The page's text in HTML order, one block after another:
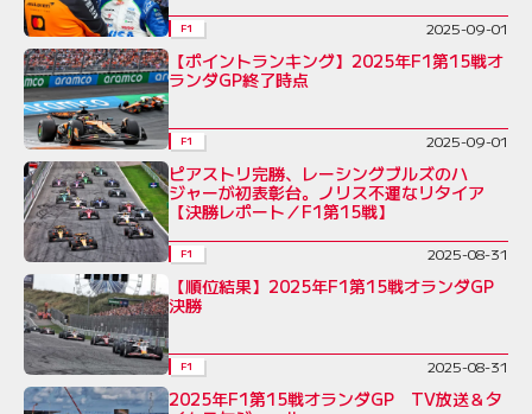
F1 2025-09-01
【ポイントランキング】2025年F1第15戦オ
ランダGP終了時点
F1 2025-09-01
ピアストリ完勝、レーシングブルズのハ
ジャーが初表彰台。ノリス不運なリタイア
【決勝レポート／F1第15戦】
F1 2025-08-31
【順位結果】2025年F1第15戦オランダGP
決勝
F1 2025-08-31
2025年F1第15戦オランダGP TV放送＆タ